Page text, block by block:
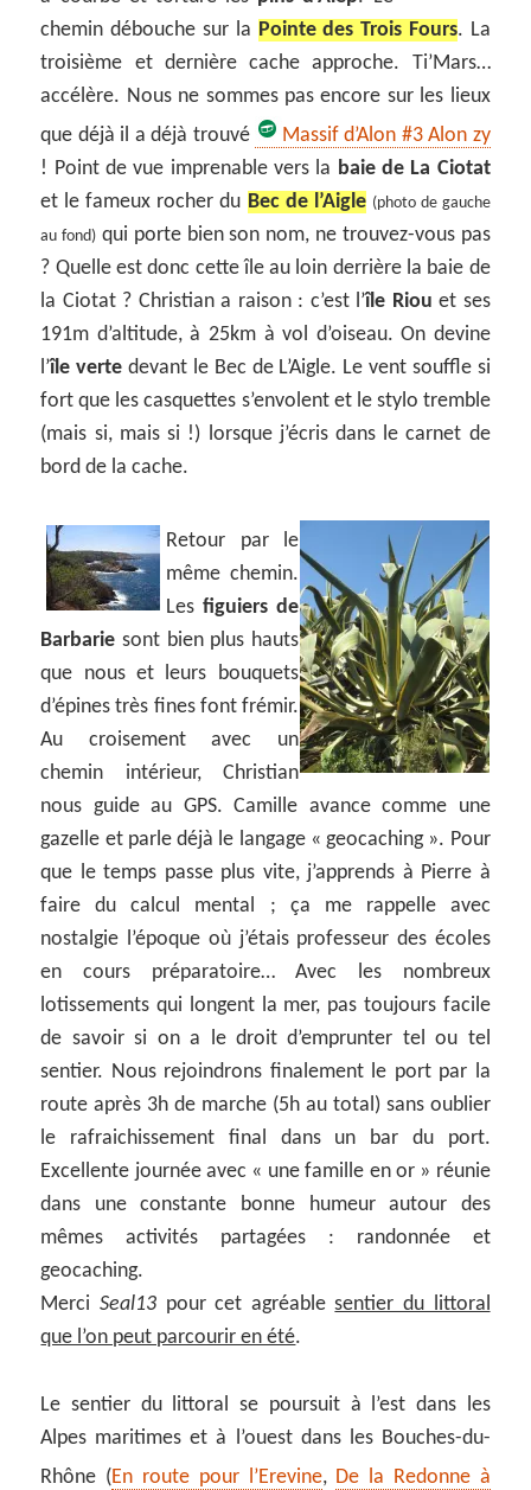
chemin débouche sur la Pointe des Trois Fours. La
troisième et dernière cache approche. Ti’Mars…
accélère. Nous ne sommes pas encore sur les lieux
que déjà il a déjà trouvé
Massif d’Alon #3 Alon zy
! Point de vue imprenable vers la baie de La Ciotat
et le fameux rocher du Bec de l’Aigle (photo de gauche
au fond) qui porte bien son nom, ne trouvez-vous pas
? Quelle est donc cette île au loin derrière la baie de
la Ciotat ? Christian a raison : c’est l’île Riou et ses
191m d’altitude, à 25km à vol d’oiseau. On devine
l’île verte devant le Bec de L’Aigle. Le vent souffle si
fort que les casquettes s’envolent et le stylo tremble
(mais si, mais si !) lorsque j’écris dans le carnet de
bord de la cache.
Retour par le
même chemin.
Les figuiers de
Barbarie sont bien plus hauts
que nous et leurs bouquets
d’épines très fines font frémir.
Au croisement avec un
chemin intérieur, Christian
nous guide au GPS. Camille avance comme une
gazelle et parle déjà le langage « geocaching ». Pour
que le temps passe plus vite, j’apprends à Pierre à
faire du calcul mental ; ça me rappelle avec
nostalgie l’époque où j’étais professeur des écoles
en cours préparatoire… Avec les nombreux
lotissements qui longent la mer, pas toujours facile
de savoir si on a le droit d’emprunter tel ou tel
sentier. Nous rejoindrons finalement le port par la
route après 3h de marche (5h au total) sans oublier
le rafraichissement final dans un bar du port.
Excellente journée avec « une famille en or » réunie
dans une constante bonne humeur autour des
mêmes activités partagées : randonnée et
geocaching.
MerciSeal13 pour cet agréablesentier du littoral
que l’on peut parcourir en été.
Le sentier du littoral se poursuit à l’est dans les
Alpes maritimes et à l’ouest dans les Bouches-du-
Rhône (En route pour l’Erevine, De la Redonne à